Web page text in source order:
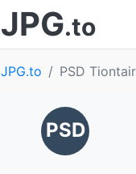
JPG.to
JPG.to PSD
PSD